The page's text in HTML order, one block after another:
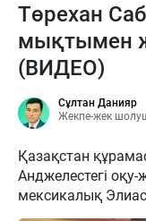
Төрехан
мықтымен
(ВИДЕО)
Сұлтан Данияр
Жекпе-жек
Қазақстан
Анджелестегі
мексикалық Элиас